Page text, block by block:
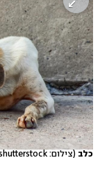
כלב (צילום: shutterstock)